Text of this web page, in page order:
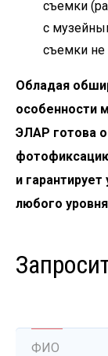
съемки
с
съемки не
Обладая
особенности
ЭЛАР готова
и
любого
ФИО